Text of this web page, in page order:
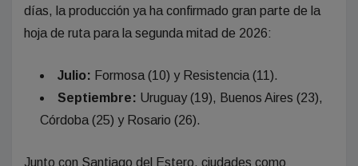
días, la producción ya ha confirmado gran parte de la
hoja de ruta para la segunda mitad de 2026:
Julio: Formosa (10) y Resistencia (11).
Septiembre: Uruguay (19), Buenos Aires (23),
Córdoba (25) y Rosario (26).
Junto con Santiago del Estero, ciudades como